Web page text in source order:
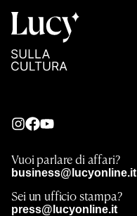
Vuoi parlare di affari?
business@lucyonline.it
Sei un ufficio stampa?
press@lucyonline.it